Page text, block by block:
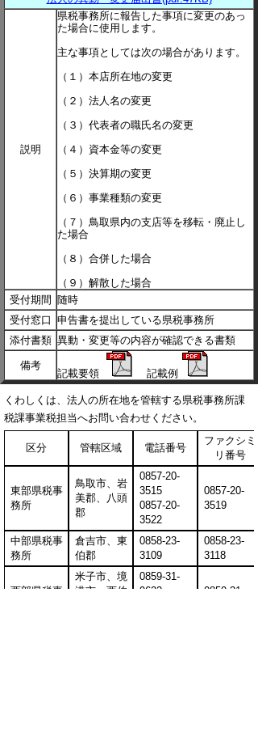
説明
県税事務所に報告した事項に変更のあっ
た場合に使用します。
主な事項としては次の場合があります。
（１）本店所在地の変更
（２）法人名の変更
（３）代表者の職氏名の変更
（４）資本金等の変更
（５）決算期の変更
（６）事業種類の変更
（７）鳥取県内の支店等を移転・廃止し
た場合
（８）合併した場合
（９）解散した場合
受付期間
随時
受付窓口 申告書を提出している県税事務所
添付書類 異動・変更等の内容が確認できる書類
備考
記載要領 記載例
くわしくは、法人の所在地を管轄する県税事務所課
税課事業税担当へお問い合わせください。
区分 管轄区域 電話番号
ファクシミ
リ番号
東部県税事
務所
鳥取市、岩
美郡、八頭
郡
0857-20-
3515
0857-20-
3522
0857-20-
3519
中部県税事
務所
倉吉市、東
伯郡
0858-23-
3109
0858-23-
3118
西部県税事
米子市、境
港市、西伯
0859-31-
9622
0859-31-